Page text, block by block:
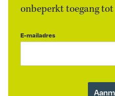
onbeperkt toegang
E-mailadres